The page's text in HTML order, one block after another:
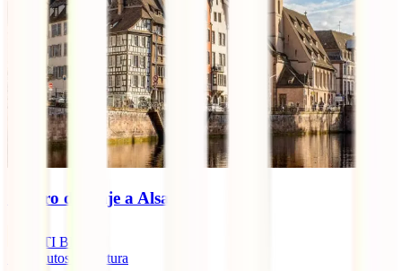
Seguro de viaje a Alsacia
IATI Blog
minutos de lectura